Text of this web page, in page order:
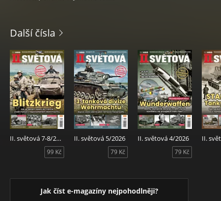
Další čísla
II. světová 7-8/2026
99 Kč
II. světová 5/2026
79 Kč
II. světová 4/2026
79 Kč
II.
Jak číst e-magazíny nejpohodlněji?